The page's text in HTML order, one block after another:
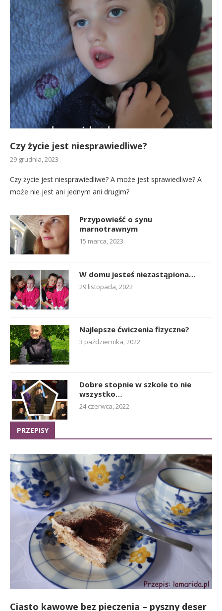
Czy życie jest niesprawiedliwe?
29 grudnia, 2023
Czy życie jest niesprawiedliwe? A może jest sprawiedliwe? A
może nie jest ani jednym ani drugim?
Przypowieść o synu
marnotrawnym
15 marca, 2023
W domu jesteś niezastąpiona…
29 listopada, 2022
Najlepsze ćwiczenia fizyczne?
3 października, 2022
Dobre stopnie w szkole to nie
wszystko…
24 czerwca, 2022
PRZEPISY
Ciasto kawowe bez pieczenia – pyszny deser